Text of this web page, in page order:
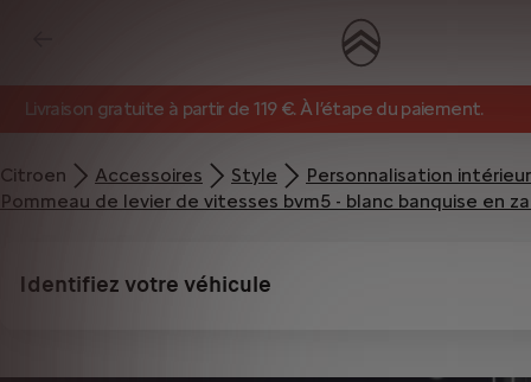
Livraison gratuite à partir de 119 €. À l’étape du paiement.
Citroen Accessoires Style
Personnalisation
Pommeau de levier de vitesses bvm5 - blanc banquise en
Identifiez votre véhicule